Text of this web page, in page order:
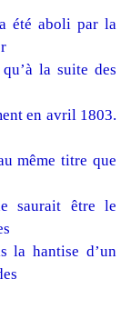
été aboli par la
la suite des
en avril 1803.
même titre que
saurait être le
la hantise d’un